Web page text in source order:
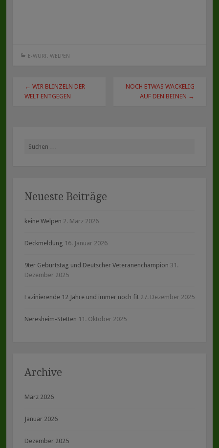
E-WURF, WELPEN
Beitragsnavigation
← WIR BLINZELN DER
WELT ENTGEGEN
NOCH ETWAS WACKELIG
AUF DEN BEINEN →
Suche
Neueste Beiträge
keine Welpen 2. März 2026
Deckmeldung 16. Januar 2026
9ter Geburtstag und Deutscher Veteranenchampion 31.
Dezember 2025
Fazinierende 12 Jahre und immer noch fit 27. Dezember 2025
Neresheim-Stetten 11. Oktober 2025
Archive
März 2026
Januar 2026
Dezember 2025